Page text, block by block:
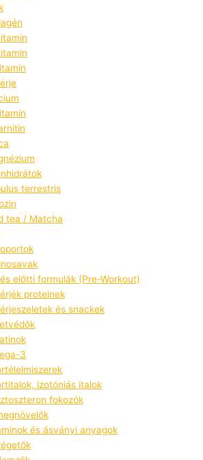
terrestris
tea / Matcha
előtti formulák (Pre-Workout)
proteinek
és snackek
3
izotóniás italok
fokozók
és ásványi anyagok